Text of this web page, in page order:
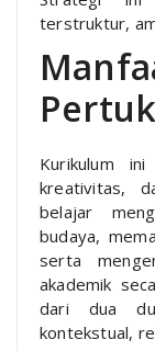
terstruktur,
Kurikulum
kreativitas,
belajar
budaya,
serta
akademik
dari dua
kontekstual,